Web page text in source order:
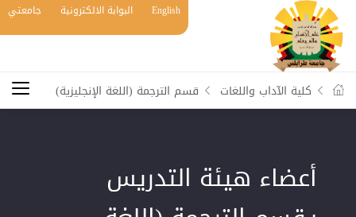
English البوابة الالكترونية جامعتي
كلية الآداب واللغات قسم الترجمة (اللغة الإنجليزية)
أعضاء هيئة التدريس